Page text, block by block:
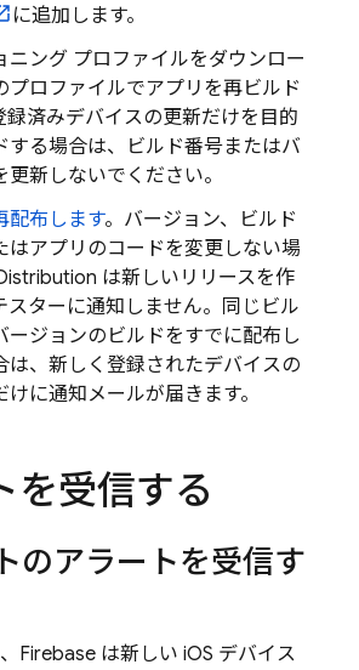
に追加します。
ニング プロファイルをダウンロー
プロファイルでアプリを再ビルド
録済みデバイスの更新だけを目的
する場合は、ビルド番号またはバ
更新しないでください。
配布します。バージョン、ビルド
はアプリのコードを変更しない場
は新しいリリースを作
スターに通知しません。同じビル
ージョンのビルドをすでに配布し
は、新しく登録されたデバイスの
けに通知メールが届きます。
を受信する
のアラートを受信す
Firebase は新しい iOS デバイス